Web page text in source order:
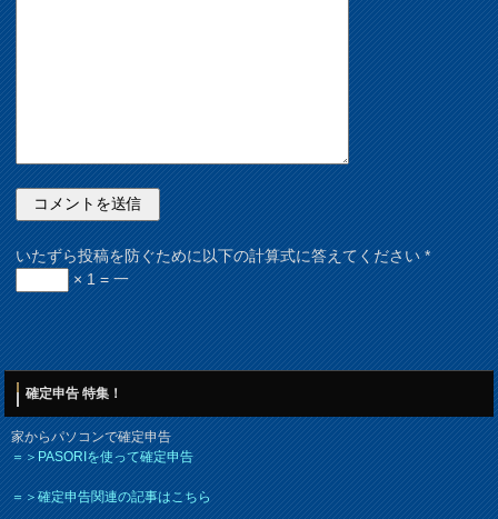
いたずら投稿を防ぐために以下の計算式に答えてください*
× 1 = 一
確定申告 特集！
家からパソコンで確定申告
＝＞PASORIを使って確定申告
＝＞確定申告関連の記事はこちら